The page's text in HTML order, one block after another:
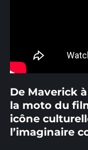
De Maverick
la moto du
icône
l’imaginaire